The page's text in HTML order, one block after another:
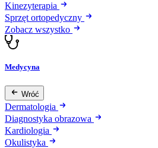
Kinezyterapia
Sprzęt ortopedyczny
Zobacz wszystko
Medycyna
Wróć
Dermatologia
Diagnostyka obrazowa
Kardiologia
Okulistyka